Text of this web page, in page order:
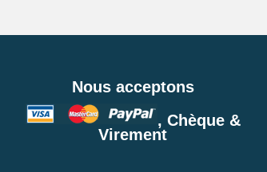
Nous acceptons
, Chèque &
Virement